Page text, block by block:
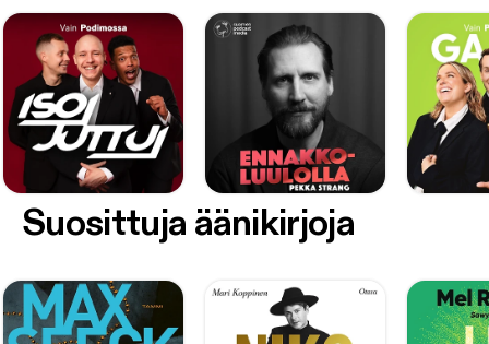
Suosittuja äänikirjoja